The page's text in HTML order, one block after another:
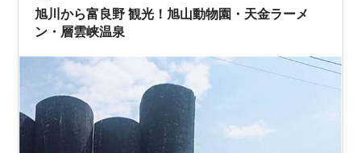
choose.com 層…
旭川から富良野 観光！旭山動物園・天金ラーメ
ン・層雲峡温泉